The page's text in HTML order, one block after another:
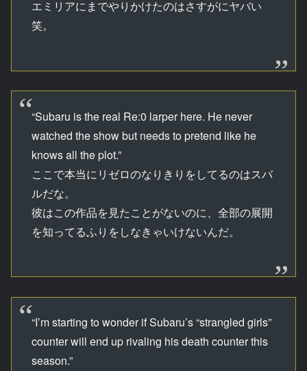
エミリアにまでやりかけたのはさすがにヤバい
笑。
“Subaru is the real Re:0 larper here. He never
watched the show but needs to pretend like he
knows all the plot.”
ここで本当にリゼロのなりきりをしてるのはスバ
ルだな。
彼はこの作品を見たことがないのに、全部の展開
を知ってるふりをしなきゃいけないんだ。
“I’m starting to wonder if Subaru’s “strangled girls”
counter will end up rivaling his death counter this
season.”